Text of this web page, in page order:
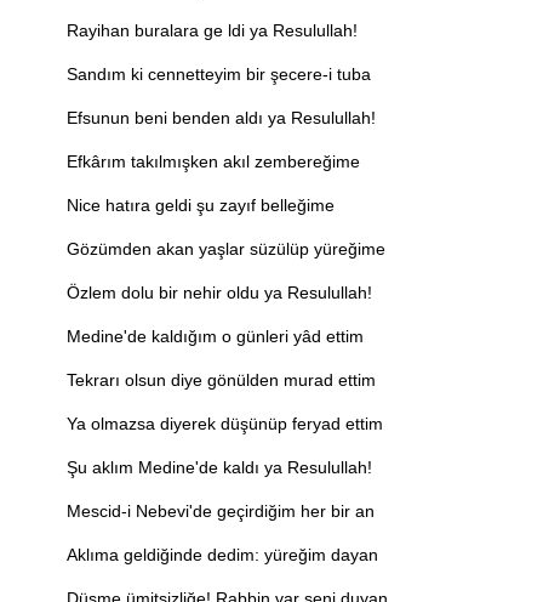
Rayihan buralara ge ldi ya Resulullah!
Sandım ki cennetteyim bir şecere-i tuba
Efsunun beni benden aldı ya Resulullah!
Efkârım takılmışken akıl zembereğime
Nice hatıra geldi şu zayıf belleğime
Gözümden akan yaşlar süzülüp yüreğime
Özlem dolu bir nehir oldu ya Resulullah!
Medine'de kaldığım o günleri yâd ettim
Tekrarı olsun diye gönülden murad ettim
Ya olmazsa diyerek düşünüp feryad ettim
Şu aklım Medine'de kaldı ya Resulullah!
Mescid-i Nebevi'de geçirdiğim her bir an
Aklıma geldiğinde dedim: yüreğim dayan